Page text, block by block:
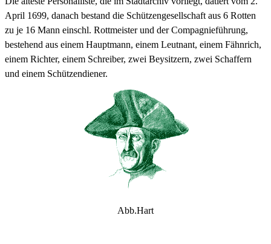
April 1699, danach bestand die Schützengesellschaft aus 6 Rotten
zu je 16 Mann einschl. Rottmeister und der Compagnieführung,
bestehend aus einem Hauptmann, einem Leutnant, einem Fähnrich,
einem Richter, einem Schreiber, zwei Beysitzern, zwei Schaffern
und einem Schützendiener.
Abb.Hart